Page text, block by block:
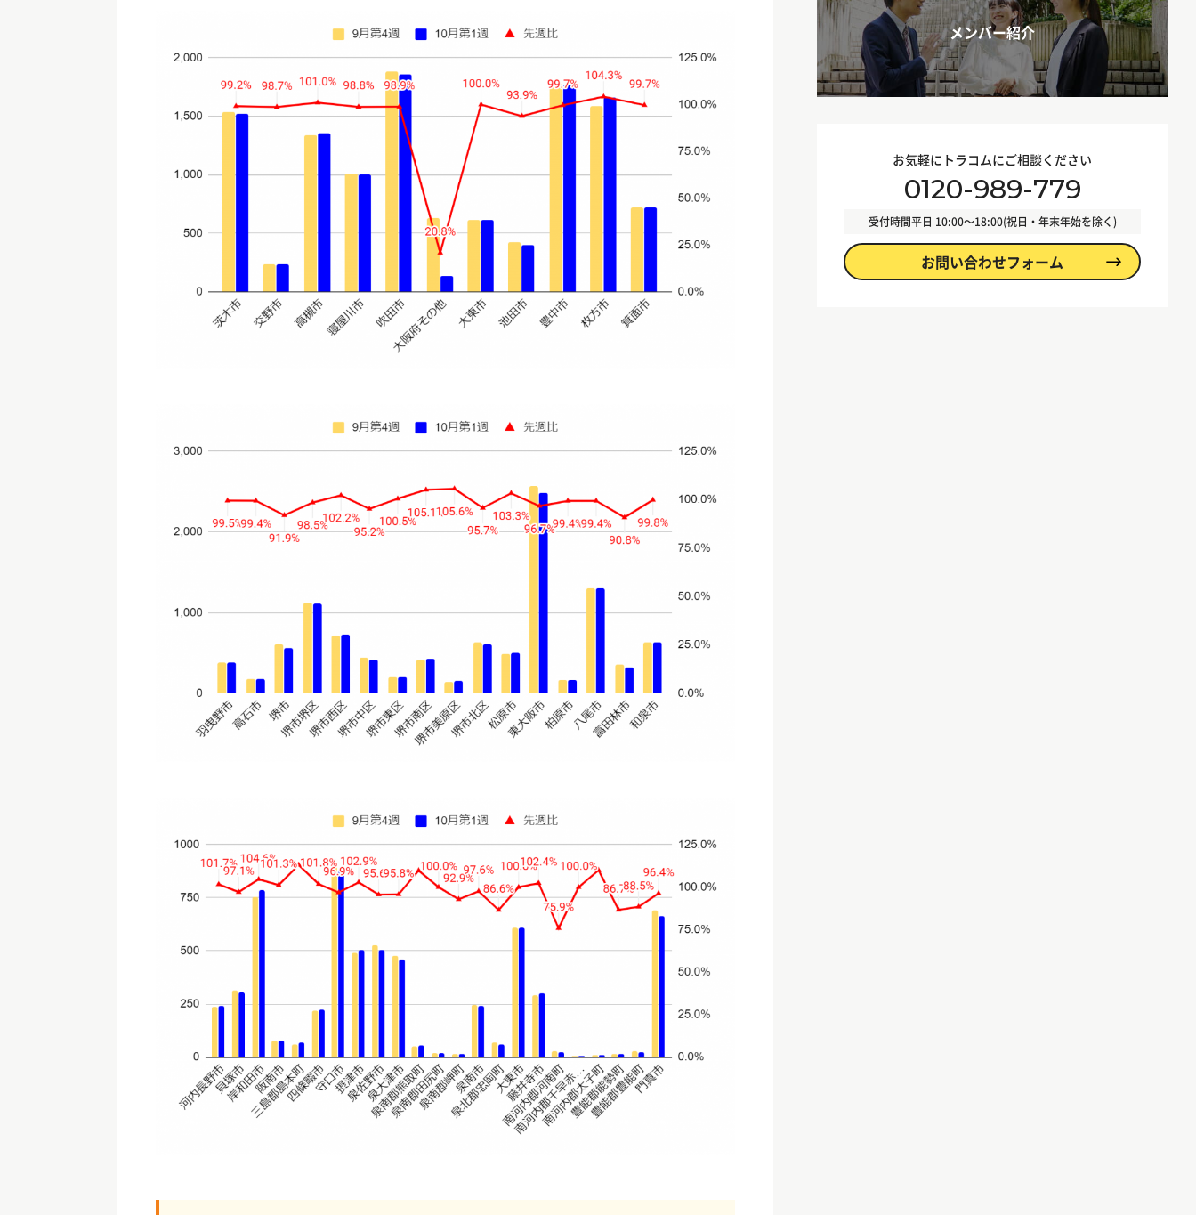
メンバー紹介
お気軽にトラコムにご相談ください
0120-989-779
受付時間平日 10:00〜18:00(祝日・年末年始を除く)
お問い合わせフォーム